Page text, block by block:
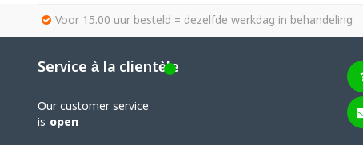
Voor 15.00 uur besteld = dezelfde werkdag in behandeling
Service à la clientèle
Our customer service
is open